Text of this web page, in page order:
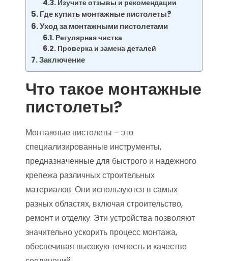
Изучите отзывы и рекомендации
Где купить монтажные пистолеты?
Уход за монтажными пистолетами
Регулярная чистка
Проверка и замена деталей
Заключение
Что такое монтажные
пистолеты?
Монтажные пистолеты – это
специализированные инструменты,
предназначенные для быстрого и надежного
крепежа различных строительных
материалов. Они используются в самых
разных областях, включая строительство,
ремонт и отделку. Эти устройства позволяют
значительно ускорить процесс монтажа,
обеспечивая высокую точность и качество